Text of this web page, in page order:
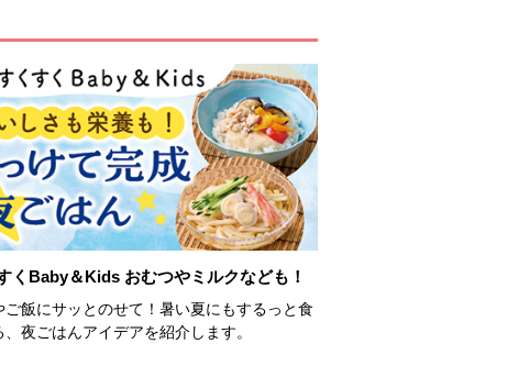
くBaby＆Kids おむつやミルクなども！
ご飯にサッとのせて！暑い夏にもするっと食
夜ごはんアイデアを紹介します。